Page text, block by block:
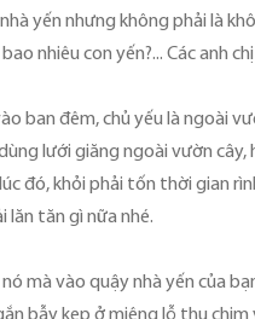
yến nhưng không phải là
nhiêu con yến?... Các anh
ban đêm, chủ yếu là ngoài
lưới giăng ngoài vườn
đó, khỏi phải tốn thời gian
lăn tăn gì nữa nhé.
mà vào quậy nhà yến của
bẫy kẹp ở miệng lỗ thu